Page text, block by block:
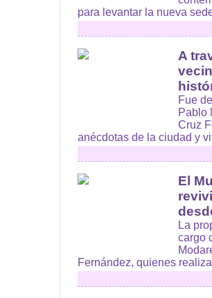
para levantar la nueva
A
Fue
Pablo
Cruz
anécdotas de la ciudad y
El
La
cargo
Fernández, quienes